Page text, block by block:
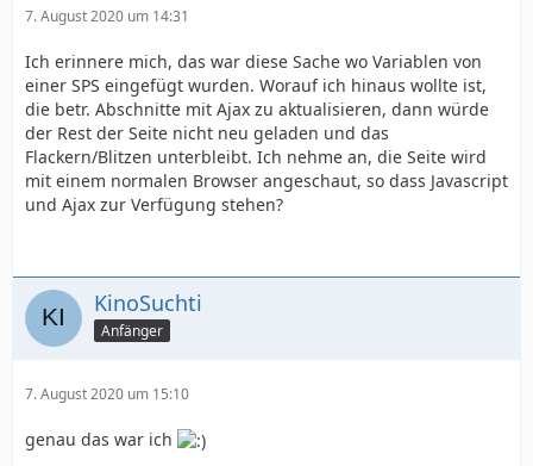
7. August 2020 um 14:31
Ich erinnere mich, das war diese Sache wo Variablen von
einer SPS eingefügt wurden. Worauf ich hinaus wollte ist,
die betr. Abschnitte mit Ajax zu aktualisieren, dann würde
der Rest der Seite nicht neu geladen und das
Flackern/Blitzen unterbleibt. Ich nehme an, die Seite wird
mit einem normalen Browser angeschaut, so dass Javascript
und Ajax zur Verfügung stehen?
KinoSuchti
Anfänger
7. August 2020 um 15:10
genau das war ich